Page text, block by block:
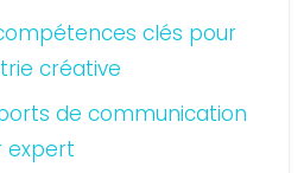
clés pour
créative
de communication
expert